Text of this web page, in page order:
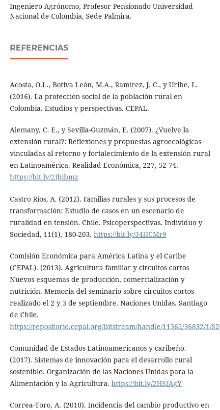
Ingeniero Agrónomo, Profesor Pensionado Universidad
Nacional de Colombia, Sede Palmira.
REFERENCIAS
Acosta, O.L., Botiva León, M.A., Ramírez, J. C., y Uribe, L.
(2016). La protección social de la población rural en
Colombia. Estudios y perspectivas. CEPAL.
Alemany, C. E., y Sevilla-Guzmán, E. (2007). ¿Vuelve la
extensión rural?: Reflexiones y propuestas agroecológicas
vinculadas al retorno y fortalecimiento de la extensión rural
en Latinoamérica. Realidad Económica, 227, 52-74.
https://bit.ly/2Jbibmz
Castro Ríos, A. (2012). Familias rurales y sus procesos de
transformación: Estudio de casos en un escenario de
ruralidad en tensión. Chile. Psicoperspectivas. Individuo y
Sociedad, 11(1), 180-203. https://bit.ly/34HCMr9
Comisión Económica para América Latina y el Caribe
(CEPAL). (2013). Agricultura familiar y circuitos cortos
Nuevos esquemas de producción, comercialización y
nutrición. Memoria del seminario sobre circuitos cortos
realizado el 2 y 3 de septiembre. Naciones Unidas. Santiago
de Chile.
https://repositorio.cepal.org/bitstream/handle/11362/36832/1/
Comunidad de Estados Latinoamericanos y caribeño.
(2017). Sistemas de innovación para el desarrollo rural
sostenible. Organización de las Naciones Unidas para la
Alimentación y la Agricultura. https://bit.ly/2HSfAgY
Correa-Toro, A. (2010). Incidencia del cambio productivo en